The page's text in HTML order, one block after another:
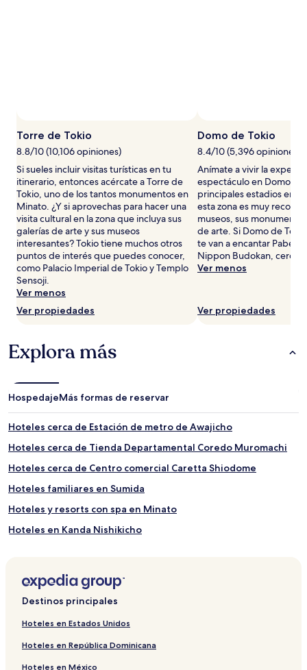
disponibilidad
están
sujetos
cambios.
Aplican
términos
adicionales.
Torre de Tokio
8.8/10 (10,106 opiniones)
Si sueles incluir visitas turísticas en tu
itinerario, entonces acércate a Torre de
Tokio, uno de los tantos monumentos en
Minato. ¿Y si aprovechas para hacer una
visita cultural en la zona que incluya sus
galerías de arte y sus museos
interesantes? Tokio tiene muchos otros
puntos de interés que puedes conocer,
como Palacio Imperial de Tokio y Templo
Sensoji.
Ver menos
Ver propiedades
Domo de Tokio
8.4/10 (5,396 opiniones)
Anímate a vivir la
espectáculo en Domo de
principales estadios en
esta zona es muy
museos, sus
de arte. Si Domo de
te van a encantar
Nippon Budokan, cerca
Ver menos
Ver propiedades
Explora más
HospedajeMás formas de reservar
Hoteles cerca de Estación de metro de Awajicho
Hoteles cerca de Tienda Departamental Coredo Muromachi
Hoteles cerca de Centro comercial Caretta Shiodome
Hoteles familiares en Sumida
Hoteles y resorts con spa en Minato
Hoteles en Kanda Nishikicho
Hoteles en Nihonbashihoridomecho
Hoteles con aguas termales cerca de Parque de playa Odaiba
Destinos principales
Hoteles en Estados Unidos
Hoteles en República Dominicana
Hoteles en México